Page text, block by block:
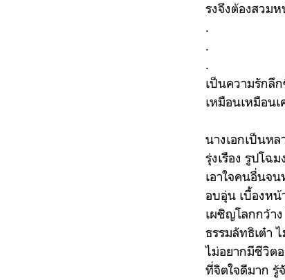
รงจึงต้องสวม
.
.
.
เป็นความรักลึ
เหมือนเหมือน
นางเอกเป็นห
รุ่งเรือง รูปโฉ
เอาใจคนอื่นจ
อบอุ่น เบื้องหน้
เผชิญโลกกว้า
ธรรมลัทธิเต๋า
ไม่อยากมีชีวิต
ที่จิตใจดีมาก รู้